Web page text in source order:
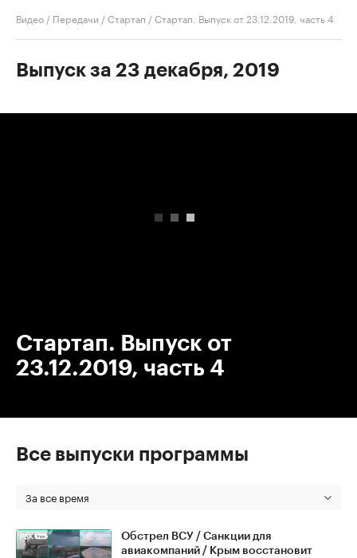
Видео / Передачи /Стартап /Стартап. Выпуск от 23.12.2019, часть 4
Выпуск за 23 декабря, 2019
Стартап. Выпуск от
23.12.2019, часть 4
Все выпуски программы
За все время
Обстрел ВСУ / Санкции для
авиакомпаний / Крым восстановит